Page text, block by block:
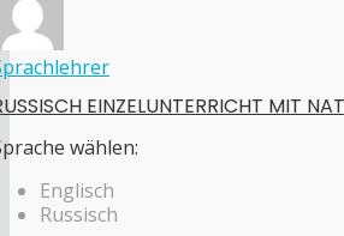
EINZELUNTERRICHT MIT
wählen:
Englisch
Russisch